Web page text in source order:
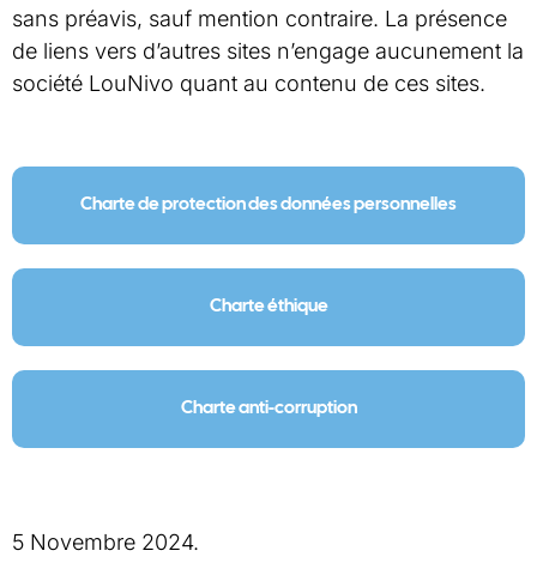
sans préavis, sauf mention contraire. La présence
de liens vers d’autres sites n’engage aucunement la
société LouNivo quant au contenu de ces sites.
Charte de protection des données personnelles
Charte éthique
Charte anti-corruption
5 Novembre 2024.